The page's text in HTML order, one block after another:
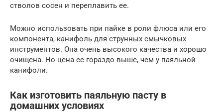
стволов сосен и переплавить ее.
Можно использовать при пайке в роли флюса или его
компонента, канифоль для струнных смычковых
инструментов. Она очень высокого качества и хорошо
очищена. Но цена ее гораздо выше, чем у паяльной
канифоли.
Как изготовить паяльную пасту в
домашних условиях